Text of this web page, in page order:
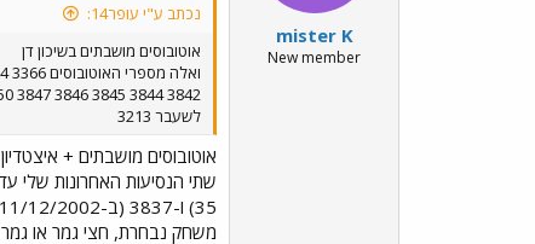
mister K
New member
נכתב ע"י עופר14:
אוטובוסים מושבתים בשיכון דן
לשעבר 3213
אוטובוסים מושבתים +